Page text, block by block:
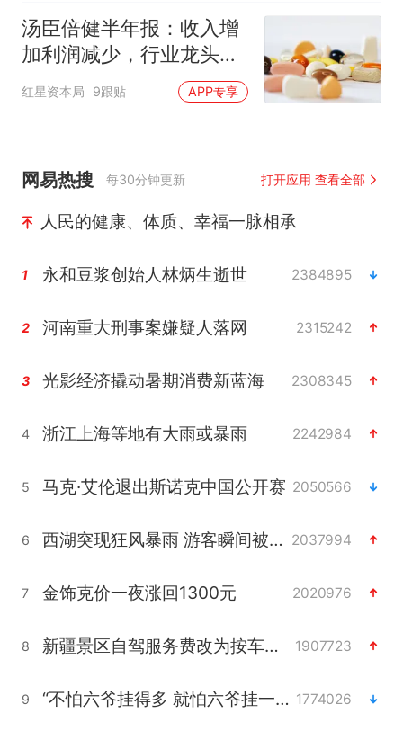
汤臣倍健半年报：收入增
加利润减少，行业龙头的
AB面
红星资本局 9跟贴 APP专享
网易热搜 每30分钟更新 打开应用 查看全部
人民的健康、体质、幸福一脉相承
1 永和豆浆创始人林炳生逝世 2384895
2 河南重大刑事案嫌疑人落网 2315242
3 光影经济撬动暑期消费新蓝海 2308345
4 浙江上海等地有大雨或暴雨 2242984
5 马克·艾伦退出斯诺克中国公开赛 2050566
6 西湖突现狂风暴雨 游客瞬间被浇透 2037994
7 金饰克价一夜涨回1300元 2020976
8 新疆景区自驾服务费改为按车收费 1907723
9 “不怕六爷挂得多 就怕六爷挂一颗” 1774026